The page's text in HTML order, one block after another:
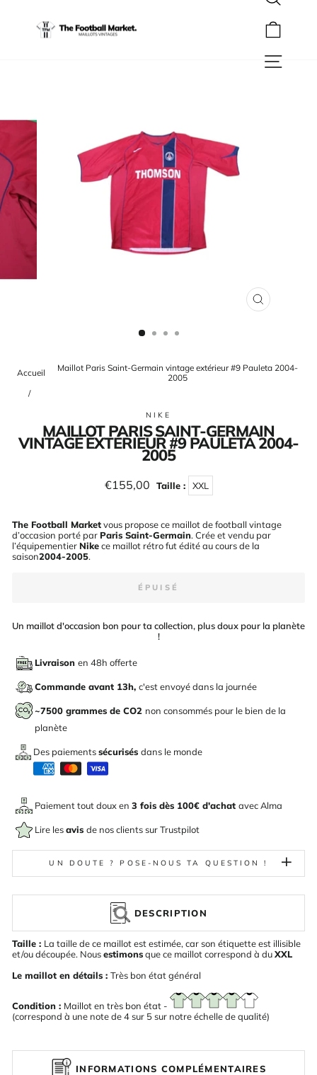
Rechercher
Navigation
FERMER
Accueil
/
Maillot Paris Saint-Germain vintage extérieur #9 Pauleta 2004-
2005
NIKE
MAILLOT PARIS SAINT-GERMAIN
VINTAGE EXTÉRIEUR #9 PAULETA 2004-
2005
Prix
régulier
€155,00 Taille : XXL
The Football Marketvous propose ce maillot de football vintage
d’occasion porté par Paris Saint-Germain. Crée et vendu par
l’équipementier Nikece maillot rétro fut édité au cours de la
saison2004-2005.
ÉPUISÉ
Un maillot d'occasion bon pour ta collection, plus doux pour la planète
!
Livraison en 48h offerte
Commande avant 13h, c'est envoyé dans la journée
~7500 grammes de CO2 non consommés pour le bien de la
planète
Des paiementssécurisés dans le monde
Paiement tout doux en 3 fois dès 100€ d'achat avecAlma
Lire lesavis de nos clients sur Trustpilot
UN DOUTE ? POSE-NOUS TA QUESTION !
DESCRIPTION
Taille : La taille de ce maillot est estimée, car son étiquette est illisible
et/ou découpée. Nousestimonsque ce maillot correspond à duXXL
Le maillot en détails : Très bon état général
Condition : Maillot en très bon état -
(correspond à une note de 4 sur 5 sur notre échelle de qualité)
INFORMATIONS COMPLÉMENTAIRES